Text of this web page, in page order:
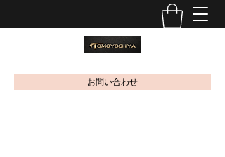
お問い合わせ